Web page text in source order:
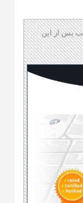
پس از این